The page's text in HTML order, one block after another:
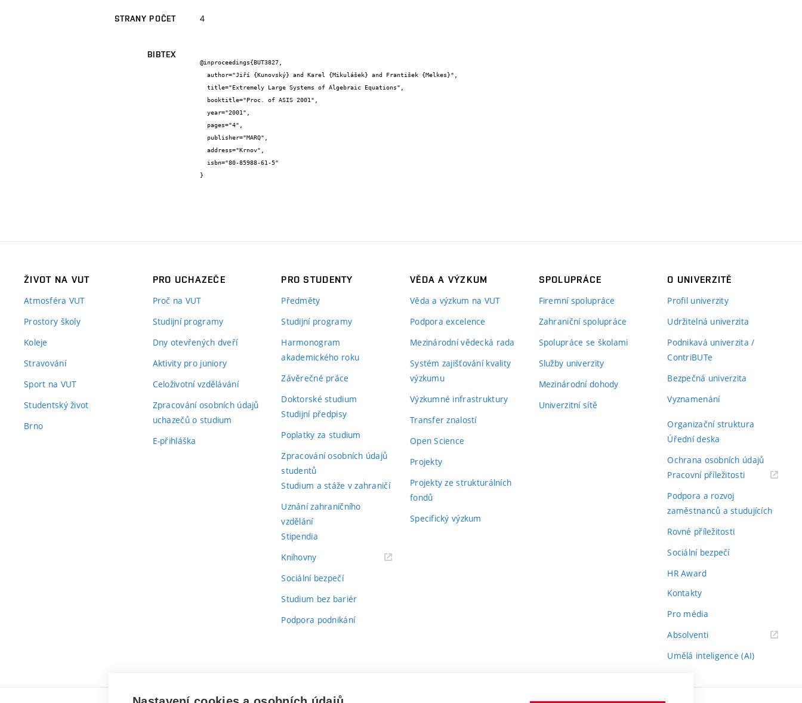
STRANY POČET 4
BIBTEX
@inproceedings{BUT3827,
}
ŽIVOT NA VUT
Atmosféra VUT
Prostory školy
Koleje
Stravování
Sport na VUT
Studentský život
Brno
PRO UCHAZEČE
Proč na VUT
Studijní programy
Dny otevřených dveří
Aktivity pro juniory
Celoživotní vzdělávání
Zpracování osobních údajů
uchazečů o studium
E-přihláška
PRO STUDENTY
Předměty
Studijní programy
Harmonogram
akademického roku
Závěrečné práce
Doktorské studium
Studijní předpisy
Poplatky za studium
Zpracování osobních údajů
studentů
Studium a stáže v zahraničí
Uznání zahraničního
vzdělání
Stipendia
Knihovny(externí
Sociální bezpečí
Studium bez bariér
Podpora podnikání
VĚDA A VÝZKUM
Věda a výzkum na VUT
Podpora excelence
Mezinárodní vědecká rada
Systém zajišťování kvality
výzkumu
Výzkumné infrastruktury
Transfer znalostí
Open Science
Projekty
Projekty ze strukturálních
fondů
Specifický výzkum
SPOLUPRÁCE
Firemní spolupráce
Zahraniční spolupráce
Spolupráce se školami
Služby univerzity
Mezinárodní dohody
Univerzitní sítě
O UNIVERZITĚ
Profil univerzity
Udržitelná univerzita
Podnikavá univerzita /
ContriBUTe
Bezpečná univerzita
Vyznamenání
Organizační struktura
Úřední deska
Ochrana osobních údajů
Pracovní příležitosti(externí
Podpora a rozvoj
zaměstnanců a studujících
Rovné příležitosti
Sociální bezpečí
HR Award
Kontakty
Pro média
Absolventi(externí
Umělá inteligence (AI)